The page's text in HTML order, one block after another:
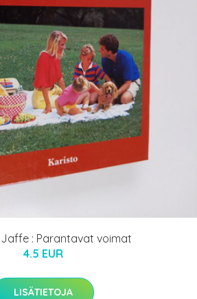
Jaffe : Parantavat voimat
4.5 EUR
LISÄTIETOJA